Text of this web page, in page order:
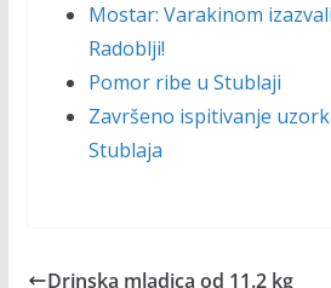
Mostar: Varakinom
Radoblji!
Pomor ribe u Stublaji
Završeno ispitivanje
Stublaja
Drinska mladica od 11.2 kg